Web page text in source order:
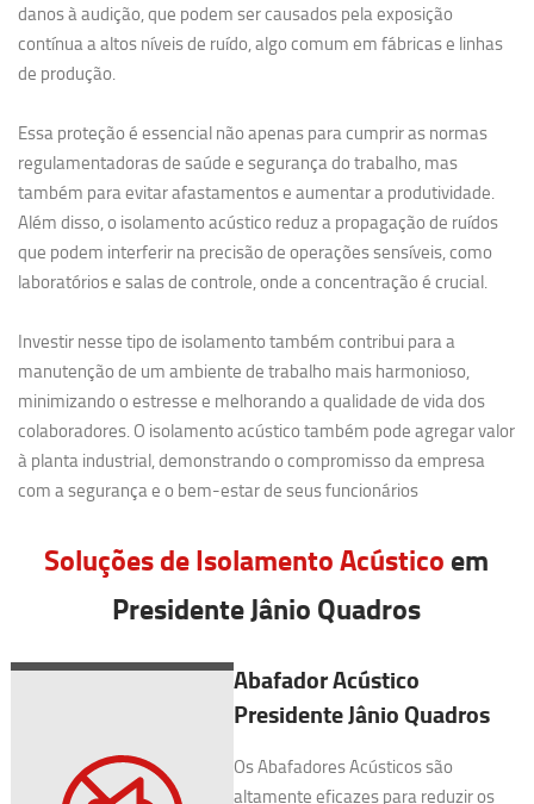
danos à audição, que podem ser causados pela exposição
contínua a altos níveis de ruído, algo comum em fábricas e linhas
de produção.
Essa proteção é essencial não apenas para cumprir as normas
regulamentadoras de saúde e segurança do trabalho, mas
também para evitar afastamentos e aumentar a produtividade.
Além disso, o isolamento acústico reduz a propagação de ruídos
que podem interferir na precisão de operações sensíveis, como
laboratórios e salas de controle, onde a concentração é crucial.
Investir nesse tipo de isolamento também contribui para a
manutenção de um ambiente de trabalho mais harmonioso,
minimizando o estresse e melhorando a qualidade de vida dos
colaboradores. O isolamento acústico também pode agregar valor
à planta industrial, demonstrando o compromisso da empresa
com a segurança e o bem-estar de seus funcionários
Soluções de Isolamento Acústico em
Presidente Jânio Quadros
Abafador Acústico
Presidente Jânio Quadros
Os Abafadores Acústicos são
altamente eficazes para reduzir os